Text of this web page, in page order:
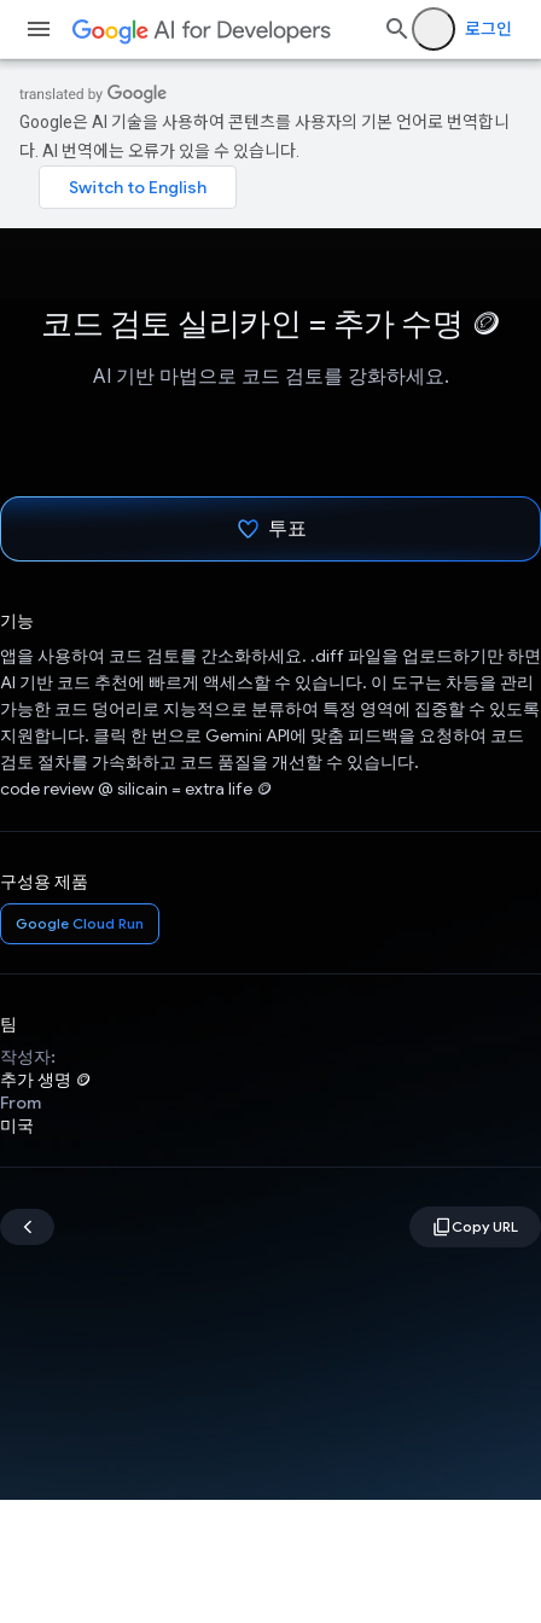
로그인
Google은 AI 기술을 사용하여 콘텐츠를 사용자의 기본 언어로 번역합니
다. AI 번역에는 오류가 있을 수 있습니다.
코드 검토 실리카인 = 추가 수명 🪙
AI 기반 마법으로 코드 검토를 강화하세요.
투표
기능
앱을 사용하여 코드 검토를 간소화하세요. .diff 파일을 업로드하기만 하면
AI 기반 코드 추천에 빠르게 액세스할 수 있습니다. 이 도구는 차등을 관리
가능한 코드 덩어리로 지능적으로 분류하여 특정 영역에 집중할 수 있도록
지원합니다. 클릭 한 번으로 Gemini API에 맞춤 피드백을 요청하여 코드
검토 절차를 가속화하고 코드 품질을 개선할 수 있습니다.
code review @ silicain = extra life 🪙
구성용 제품
Google Cloud Run
팀
작성자:
추가 생명 🪙
From
미국